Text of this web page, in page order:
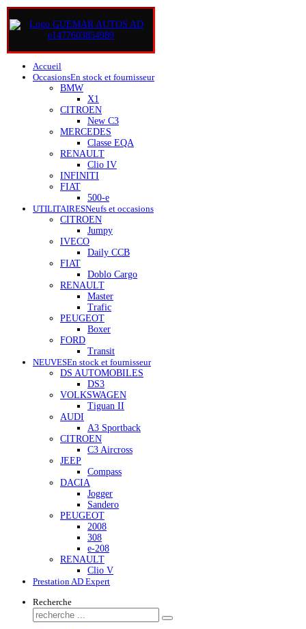
Accueil
OccasionsEn stock et fournisseur
BMW
X1
CITROEN
New C3
MERCEDES
Classe EQA
RENAULT
Clio IV
INFINITI
FIAT
500-e
UTILITAIRESNeufs et occasions
CITROEN
Jumpy
IVECO
Daily CCB
FIAT
Doblo Cargo
RENAULT
Master
Trafic
PEUGEOT
Boxer
FORD
Transit
NEUVESEn stock et fournisseur
DS AUTOMOBILES
DS3
VOLKSWAGEN
Tiguan II
AUDI
A3 Sportback
CITROEN
C3 Aircross
JEEP
Compass
DACIA
Jogger
Sandero
PEUGEOT
2008
308
e-208
RENAULT
Clio V
Prestation AD Expert
Recherche